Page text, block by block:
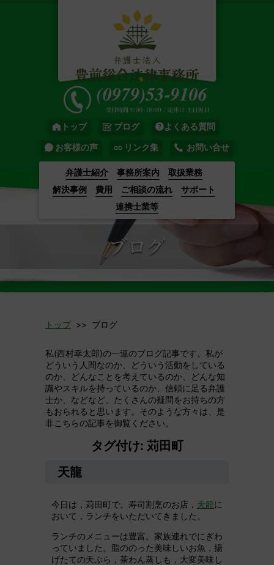
トップ ブログ よくある質問
お客様の声 リンク集 お問い合せ
弁護士紹介 事務所案内
取扱業務
解決事例
費用 ご相談の流れ
サポート
連携士業等
トップ>> ブログ
私(西村幸太郎)の一連のブログ記事です。私が
どういう人間なのか、どういう活動をしている
のか、どんなことを考えているのか、どんな知
識やスキルを持っているのか、信頼に足る弁護
士か、などなど、たくさんの疑問をお持ちの方
もおられると思います。そのような方々は、是
非こちらの記事を御覧ください。
タグ付け: 苅田町
天龍
今日は，苅田町で。寿司割烹のお店， 天龍に
おいて，ランチをいただいてきました。
ランチのメニューは豊富。家族連れでにぎわ
っていました。脂ののった美味しいお魚，揚
げたての天ぷら，茶わん蒸しも，大変美味し